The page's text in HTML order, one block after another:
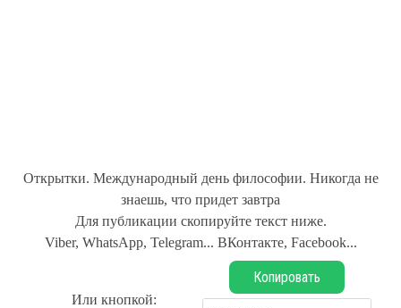
Открытки. Международный день философии. Никогда не
знаешь, что придет завтра
Для публикации скопируйте текст ниже.
Viber, WhatsApp, Telegram... ВКонтакте, Facebook...
Или кнопкой:
Копировать